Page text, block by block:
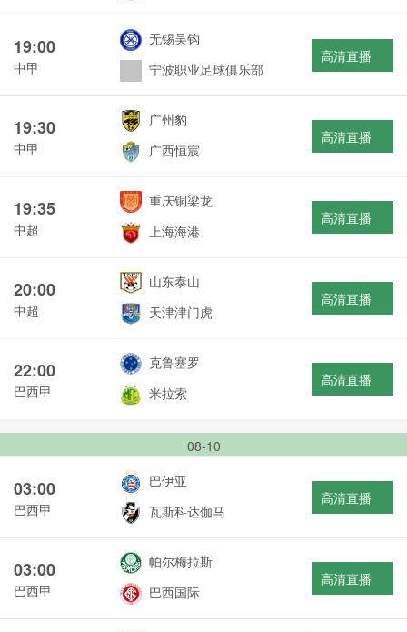
19:00
中甲
无锡吴钩
宁波职业足球俱乐部
高清直播
19:30
中甲
广州豹
广西恒宸
高清直播
19:35
中超
重庆铜梁龙
上海海港
高清直播
20:00
中超
山东泰山
天津津门虎
高清直播
22:00
巴西甲
克鲁塞罗
米拉索
高清直播
08-10
03:00
巴西甲
巴伊亚
瓦斯科达伽马
高清直播
03:00
巴西甲
帕尔梅拉斯
巴西国际
高清直播